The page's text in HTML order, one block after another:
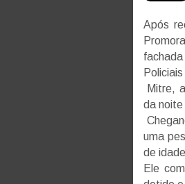
Após
Mitre,
da
uma
de
Ele